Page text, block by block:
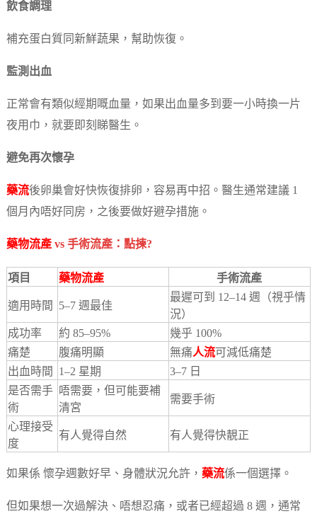
飲食調理
補充蛋白質同新鮮蔬果，幫助恢復。
監測出血
正常會有類似經期嘅血量，如果出血量多到要一小時換一片
夜用巾，就要即刻睇醫生。
避免再次懷孕
藥流後卵巢會好快恢復排卵，容易再中招。醫生通常建議 1
個月內唔好同房，之後要做好避孕措施。
藥物流產vs 手術流產：點揀?
項目 藥物流產 手術流產
適用時間 5–7 週最佳
最遲可到 12–14 週（視乎情
況）
成功率
約 85–95%
幾乎 100%
痛楚
腹痛明顯 無痛人流可減低痛楚
出血時間
1–2 星期
3–7 日
是否需手
術
唔需要，但可能要補
清宮
需要手術
心理接受
度
有人覺得自然 有人覺得快靚正
如果係 懷孕週數好早、身體狀況允許， 藥流係一個選擇。
但如果想一次過解決、唔想忍痛，或者已經超過 8 週，通常